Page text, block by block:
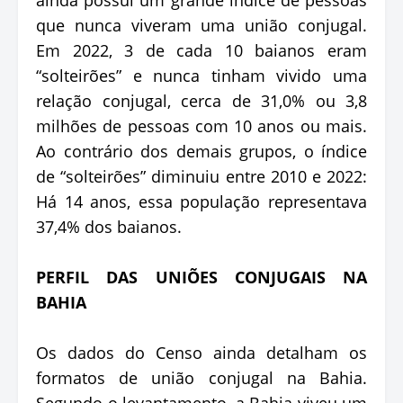
que nunca viveram uma união conjugal.
Em 2022, 3 de cada 10 baianos eram
“solteirões” e nunca tinham vivido uma
relação conjugal, cerca de 31,0% ou 3,8
milhões de pessoas com 10 anos ou mais.
Ao contrário dos demais grupos, o índice
de “solteirões” diminuiu entre 2010 e 2022:
Há 14 anos, essa população representava
37,4% dos baianos.
PERFIL DAS UNIÕES CONJUGAIS NA
BAHIA
Os dados do Censo ainda detalham os
formatos de união conjugal na Bahia.